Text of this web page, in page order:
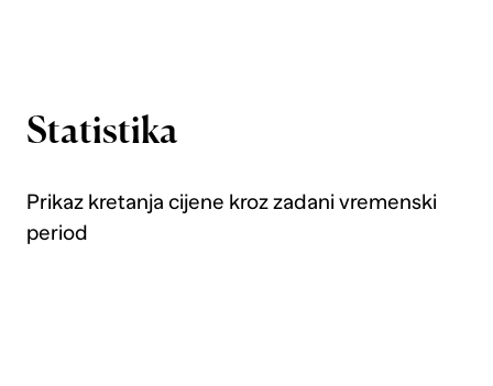
Statistika
Prikaz kretanja cijene kroz zadani vremenski
period